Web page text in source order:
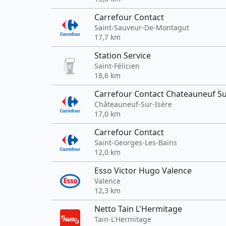
Carrefour Contact
Saint-Sauveur-De-Montagut
17,7 km
Station Service
Saint-Félicien
18,6 km
Carrefour Contact Chateauneuf
Châteauneuf-Sur-Isère
17,0 km
Carrefour Contact
Saint-Georges-Les-Bains
12,0 km
Esso Victor Hugo Valence
Valence
12,3 km
Netto Tain L'Hermitage
Tain-L'Hermitage